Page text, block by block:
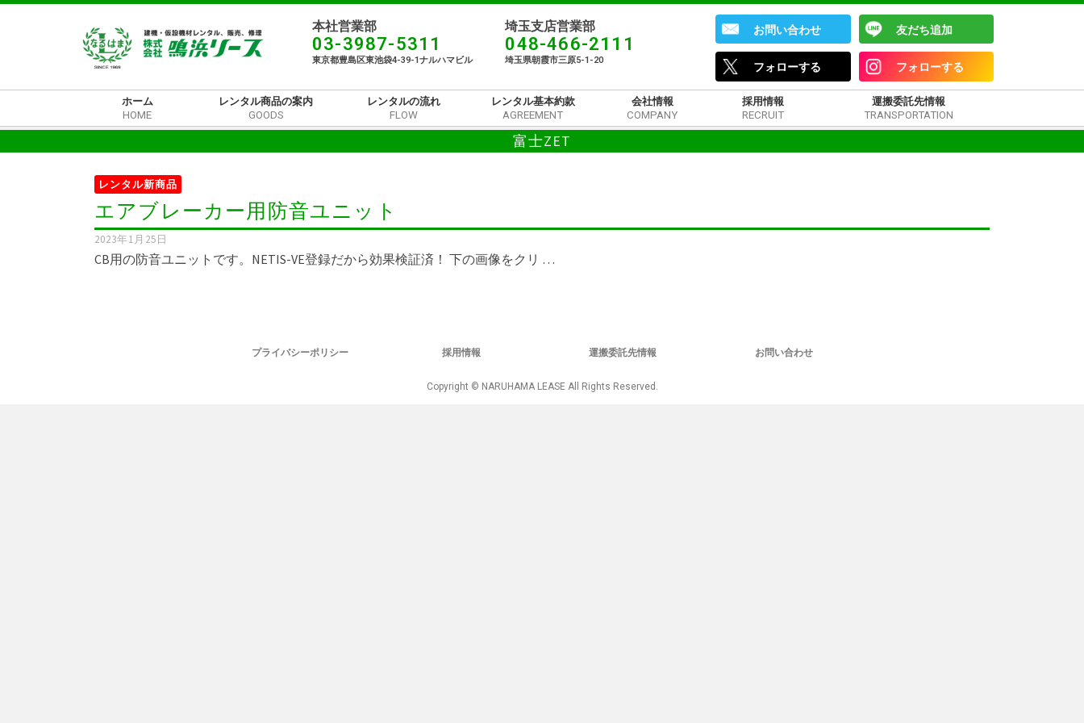
本社営業部​
03-3987-5311
東京都豊島区東池袋4-39-1ナルハマビル​
埼玉支店営業部
048-466-2111
埼玉県朝霞市三原5-1-20
お問い合わせ 友だち追加
フォローする フォローする
ホーム
HOME
レンタル商品の案内
GOODS
レンタルの流れ
FLOW
レンタル基本約款
AGREEMENT
会社情報
COMPANY
採用情報
RECRUIT
運搬委託先情報
TRANSPORTATION
富士ZET
レンタル新商品
エアブレーカー用防音ユニット
2023年1月25日
CB用の防音ユニットです。NETIS-VE登録だから効果検証済！ 下の画像をクリ …
プライバシーポリシー 採用情報 運搬委託先情報 お問い合わせ
Copyright © NARUHAMA LEASE All Rights Reserved.